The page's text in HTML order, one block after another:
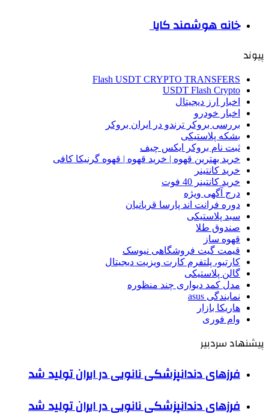
خانه هوشمند کایا
پیوند
Flash USDT CRYPTO TRANSFERS
USDT Flash Crypto
اخبار ارز دیجیتال
اخبار خودرو
بررسی بروکر ترندو در ایران بروکر
بشکه پلاستیکی
ثبت نام بروکر ایکس چیف
خرید بهترین قهوه | خرید قهوه | قهوه گرنیکا کافی
خرید کانتینر
خرید کانتینر 40 فوت
درج آگهی ویژه
دوره فرانت اند پارسا قربانیان
سبد پلاستیکی
صندوق طلا
قهوه ساز
قیمت گیت فروشگاهی نیوسک
کارتیو، پلتفرم کارت ویزیت دیجیتال
گالن پلاستیکی
مدل کمد دیواری چند منظوره
نمایندگی asus
هاریکا بازار
وام فوری
پیشنهاد سردبیر
فرزهای دندانپزشکی نانویی در ایران تولید شد
فرزهای دندانپزشکی نانویی در ایران تولید شد